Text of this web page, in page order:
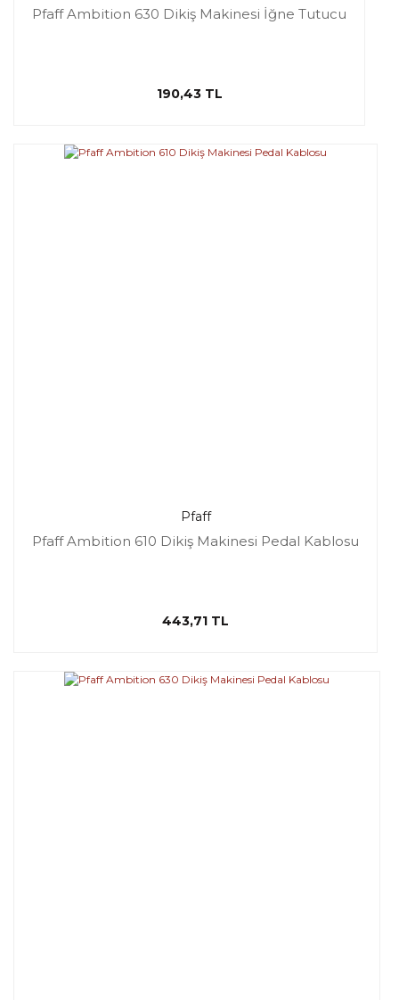
Pfaff Ambition 630 Dikiş Makinesi İğne Tutucu
190,43 TL
Pfaff
Pfaff Ambition 610 Dikiş Makinesi Pedal Kablosu
443,71 TL